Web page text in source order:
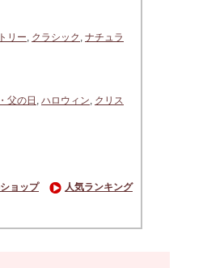
リー, クラシック , ナチュラ
父の日 , ハロウィン, クリス
ョップ 人気ランキング